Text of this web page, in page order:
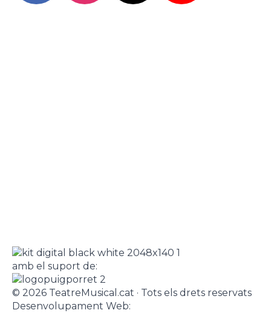
amb el suport de:
© 2026 TeatreMusical.cat · Tots els drets reservats
Desenvolupament Web: